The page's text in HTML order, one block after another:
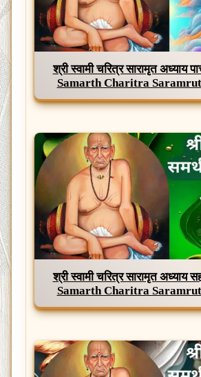
श्री स्वामी चरित्र सारामृत अध्याय
Samarth Charitra
श्री स्वामी चरित्र सारामृत अध्याय
Samarth Charitra